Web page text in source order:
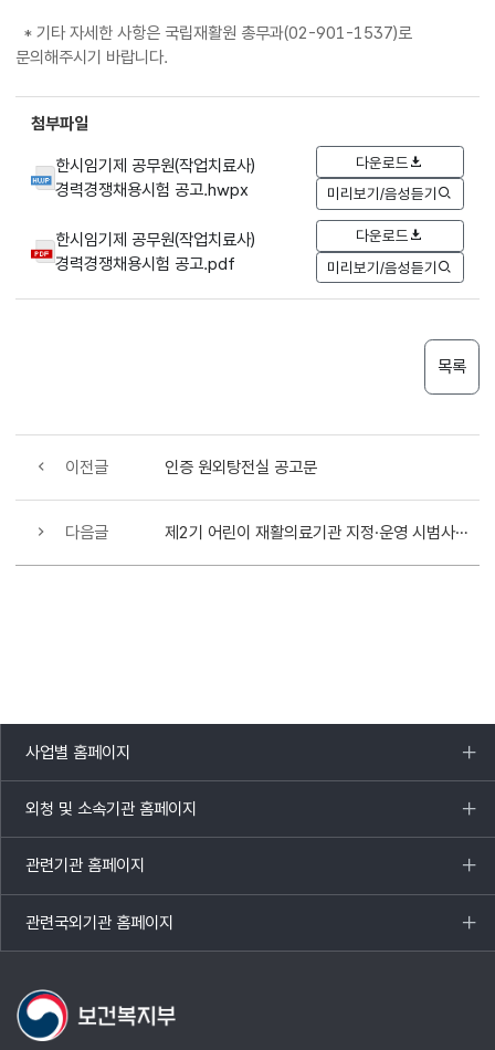
* 기타 자세한 사항은 국립재활원 총무과(02-901-1537)로
문의해주시기 바랍니다.
첨부파일
한시임기제 공무원(작업치료사)
경력경쟁채용시험 공고.hwpx
다운로드
미리보기/음성듣기
한시임기제 공무원(작업치료사)
경력경쟁채용시험 공고.pdf
다운로드
미리보기/음성듣기
목록
이전글 인증 원외탕전실 공고문
다음글 제2기 어린이 재활의료기관 지정·운영 시범사업 공모
사업별 홈페이지
목록
열기
외청 및 소속기관 홈페이지
목록
열기
관련기관 홈페이지
목록
열기
관련국외기관 홈페이지
목록
열기